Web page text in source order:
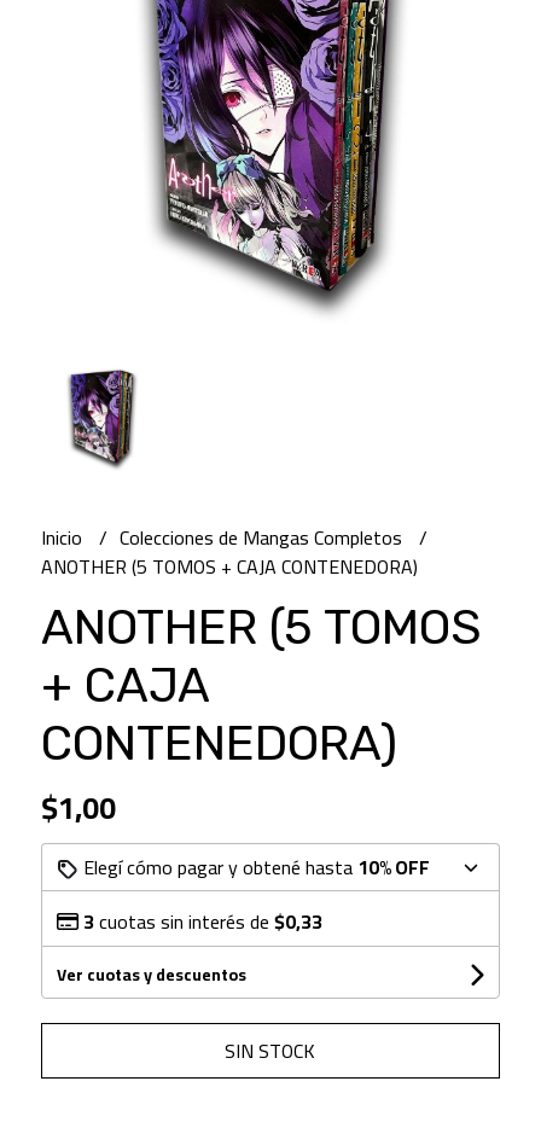
Inicio
Colecciones de Mangas Completos
ANOTHER (5 TOMOS + CAJA CONTENEDORA)
ANOTHER (5 TOMOS
+ CAJA
CONTENEDORA)
$1,00
Elegí cómo pagar y obtené hasta 10% OFF
3cuotas sin interés de$0,33
Ver cuotas y descuentos
SIN STOCK